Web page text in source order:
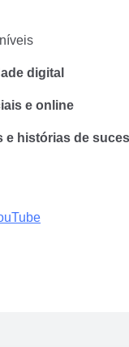
digital
e online
e histórias de